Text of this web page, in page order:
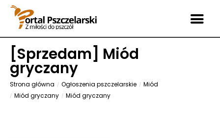
[Sprzedam] Miód
gryczany
Strona główna Ogłoszenia pszczelarskie
Miód
Miód gryczany
Miód gryczany